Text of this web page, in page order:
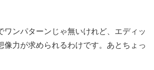
ワンパターンじゃ無いけれど、エディッ
像力が求められるわけです。あとちょっ